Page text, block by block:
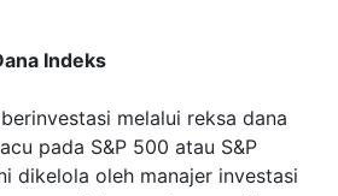
Indeks
melalui reksa dana
pada S&P 500 atau S&P
dikelola oleh manajer investasi